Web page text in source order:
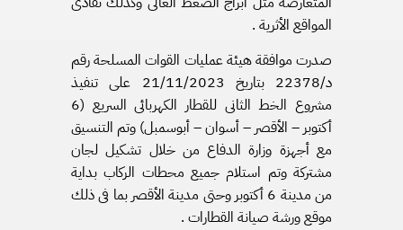
المواقع الأثرية .
صدرت موافقة هيئة عمليات القوات المسلحة رقم
د/22378 بتاريخ 21/11/2023 على تنفيذ
مشروع الخط الثانى للقطار الكهربائى السريع (6
أكتوبر – الأقصر – أسوان – أبوسمبل) وتم التنسيق
مع أجهزة وزارة الدفاع من خلال تشكيل لجان
مشتركة وتم استلام جميع محطات الركاب بداية
من مدينة 6 أكتوبر وحتى مدينة الأقصر بما فى ذلك
موقع ورشة صيانة القطارات .